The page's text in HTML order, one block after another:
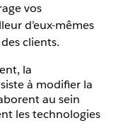
vos
d’eux-mêmes
clients.
la
à modifier la
au sein
les technologies